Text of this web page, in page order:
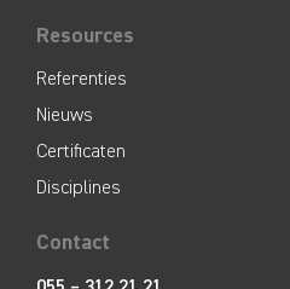
Resources
Referenties
Nieuws
Certificaten
Disciplines
Contact